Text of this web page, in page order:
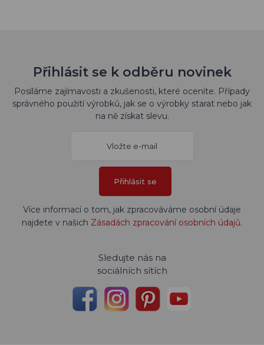
Přihlásit se k odběru novinek
Posíláme zajímavosti a zkušenosti, které oceníte. Případy
správného použití výrobků, jak se o výrobky starat nebo jak
na ně získat slevu.
Přihlásit se
Více informací o tom, jak zpracováváme osobní údaje
najdete v našich Zásadách zpracování osobních údajů.
Sledujte nás na
sociálních sítích